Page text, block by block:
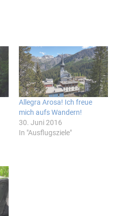
Allegra Arosa! Ich freue
mich aufs Wandern!
30. Juni 2016
In "Ausflugsziele"